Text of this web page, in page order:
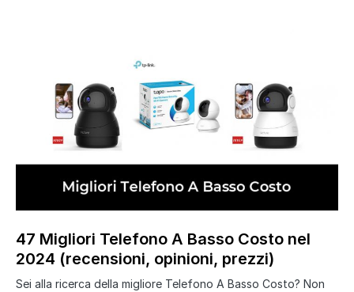
47 Migliori Telefono A Basso Costo nel
2024 (recensioni, opinioni, prezzi)
Sei alla ricerca della migliore Telefono A Basso Costo? Non